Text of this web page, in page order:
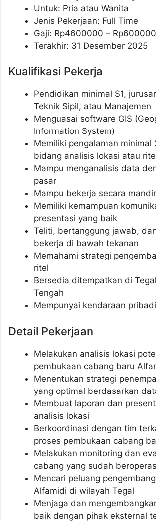
Untuk: Pria atau Wanita
Jenis Pekerjaan: Full Time
Gaji: Rp4600000 – Rp
Terakhir: 31 Desember 2025
Kualifikasi Pekerja
Pendidikan minimal S1,
Teknik Sipil, atau Manajemen
Menguasai software GIS
Information System)
Memiliki pengalaman minimal
bidang analisis lokasi atau
Mampu menganalisis data
pasar
Mampu bekerja secara
Memiliki kemampuan
presentasi yang baik
Teliti, bertanggung jawab,
bekerja di bawah tekanan
Memahami strategi
ritel
Bersedia ditempatkan di
Tengah
Mempunyai kendaraan
Detail Pekerjaan
Melakukan analisis lokasi
pembukaan cabang baru
Menentukan strategi
yang optimal berdasarkan
Membuat laporan dan
analisis lokasi
Berkoordinasi dengan tim
proses pembukaan cabang
Melakukan monitoring dan
cabang yang sudah
Mencari peluang
Alfamidi di wilayah Tegal
Menjaga dan
baik dengan pihak eksternal